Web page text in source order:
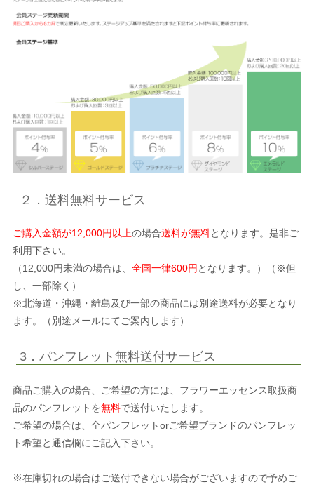
２．送料無料サービス
ご購入金額が12,000円以上の場合送料が無料となります。是非ご
利用下さい。
（12,000円未満の場合は、 全国一律600円 となります。）（※但
し、一部除く）
※北海道・沖縄・離島及び一部の商品には別途送料が必要となり
ます。（別途メールにてご案内します）
3．パンフレット無料送付サービス
商品ご購入の場合、ご希望の方には、フラワーエッセンス取扱商
品のパンフレットを無料で送付いたします。
ご希望の場合は、全パンフレットorご希望ブランドのパンフレッ
ト希望と通信欄にご記入下さい。
※在庫切れの場合はご送付できない場合がございますので予めご